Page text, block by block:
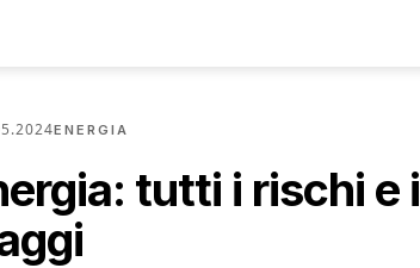
ENERGIA
tutti i rischi e i